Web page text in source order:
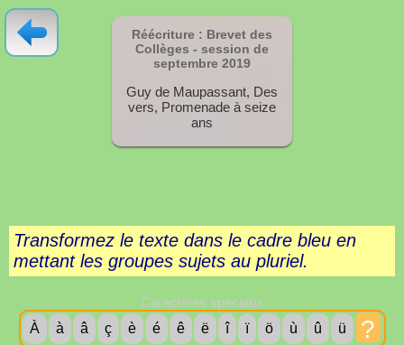
Réécriture : Brevet des
Collèges - session de
septembre 2019
Guy de Maupassant, Des
vers, Promenade à seize
ans
Transformez le texte dans le cadre bleu en
mettant les groupes sujets au pluriel.
Caractères spéciaux
À
à â ç è é ê ë î ï ö ù û ü ?